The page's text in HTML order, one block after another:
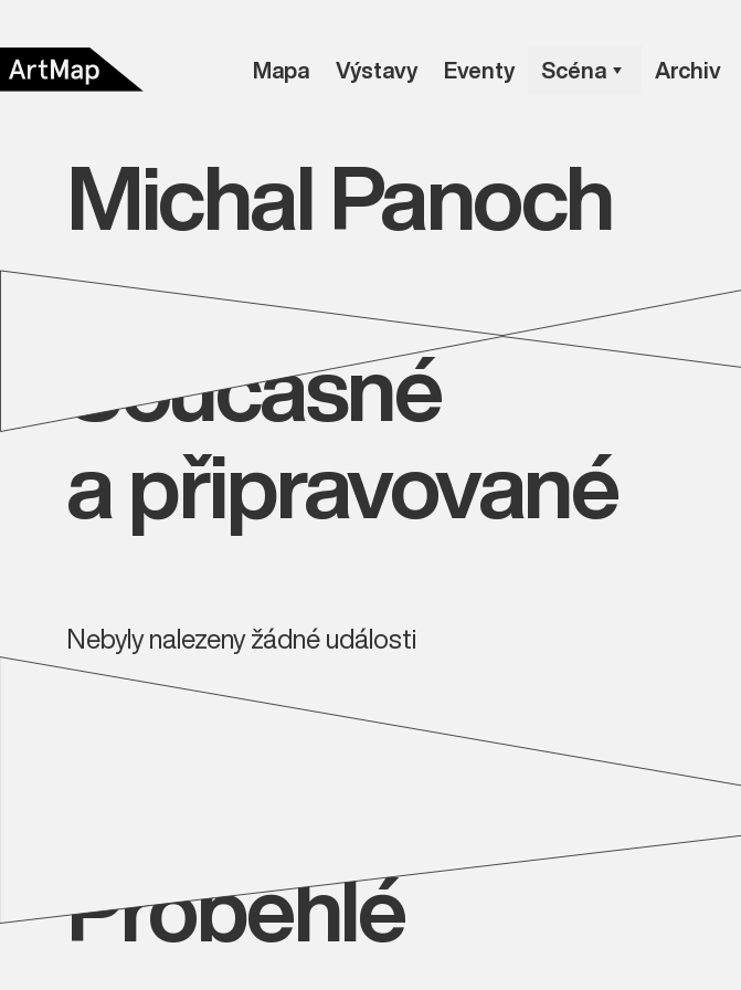
Mapa Výstavy Eventy Scéna Archiv
Michal Panoch
Současné
a připravované
Nebyly nalezeny žádné události
Proběhlé